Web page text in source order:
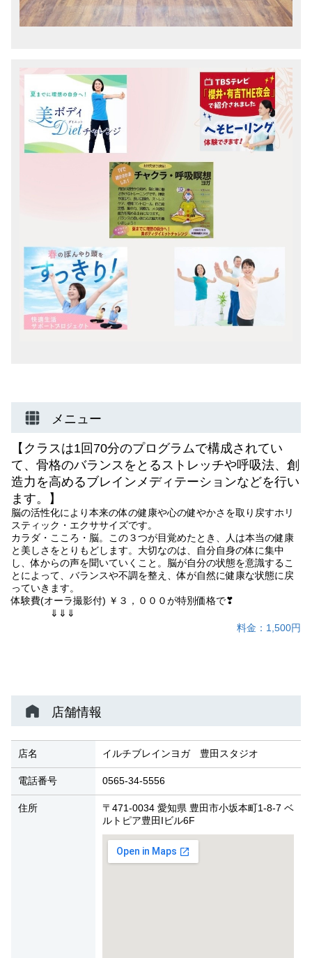
メニュー
【クラスは1回70分のプログラムで構成されてい
て、骨格のバランスをとるストレッチや呼吸法、創
造力を高めるブレインメディテーションなどを行い
ます。】
脳の活性化により本来の体の健康や心の健やかさを取り戻すホリ
スティック・エクササイズです。
カラダ・こころ・脳。この３つが目覚めたとき、人は本当の健康
と美しさをとりもどします。大切なのは、自分自身の体に集中
し、体からの声を聞いていくこと。脳が自分の状態を意識するこ
とによって、バランスや不調を整え、体が自然に健康な状態に戻
っていきます。
体験費(オーラ撮影付) ￥３，０００が特別価格で❣
⇓⇓⇓
料金：1,500円
店舗情報
店名 イルチブレインヨガ 豊田スタジオ
電話番号 0565-34-5556
住所
〒471-0034 愛知県 豊田市小坂本町1-8-7 ベ
ルトピア豊田Iビル6F